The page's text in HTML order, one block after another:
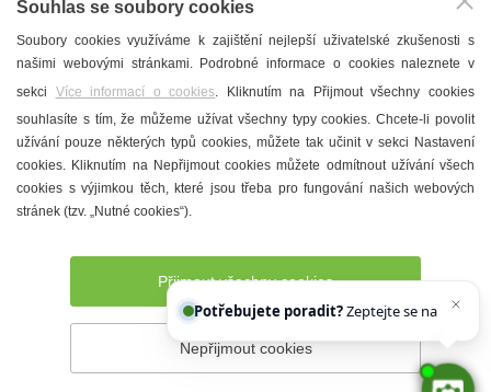
T. G. Masaryk
Mandloně
Ubytování
Restaurace
Městské muzeum a galerie
Denní meníčka
Prohlášení o přístupnosti Správce webu
Souhlas se soubory cookies
Soubory cookies využíváme k zajištění nejlepší uživatelské zkušenosti s
našimi webovými stránkami. Podrobné informace o cookies naleznete v
sekci Více informací o cookies. Kliknutím na Přijmout všechny cookies
souhlasíte s tím, že můžeme užívat všechny typy cookies. Chcete-li povolit
užívání pouze některých typů cookies, můžete tak učinit v sekci Nastavení
cookies. Kliknutím na Nepřijmout cookies můžete odmítnout užívání všech
cookies s výjimkou těch, které jsou třeba pro fungování našich webových
stránek (tzv. „Nutné cookies“).
Přijmout všechny cookies
Nepřijmout cookies
Potřebujete poradit? Zeptejte se našeho asis